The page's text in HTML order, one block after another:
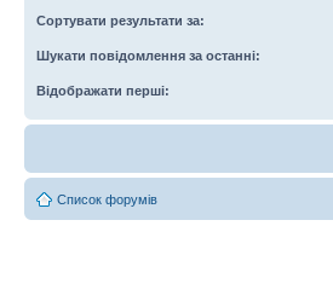
Сортувати результати за:
Шукати повідомлення за останні:
Відображати перші:
Список форумів